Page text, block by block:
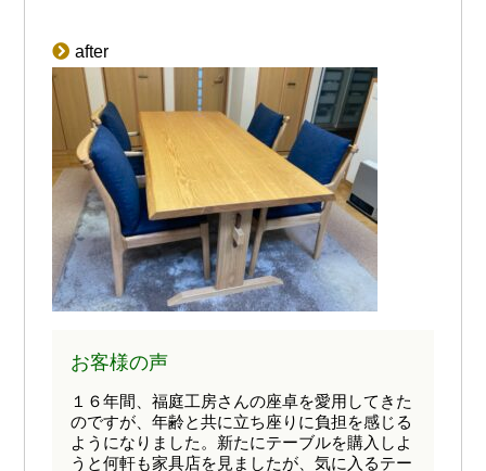
after
お客様の声
１６年間、福庭工房さんの座卓を愛用してきた
のですが、年齢と共に立ち座りに負担を感じる
ようになりました。新たにテーブルを購入しよ
うと何軒も家具店を見ましたが、気に入るテー